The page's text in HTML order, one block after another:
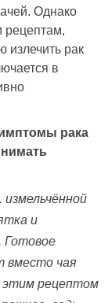
Однако
рецептам,
излечить рак
в
рака
и
Готовое
вместо чая
этим рецептом